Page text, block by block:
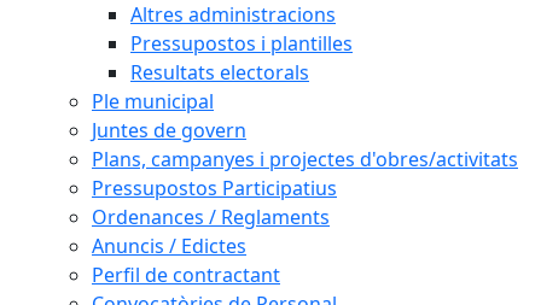
Altres administracions
Pressupostos i plantilles
Resultats electorals
Ple municipal
Juntes de govern
Plans, campanyes i projectes d'obres/activitats
Pressupostos Participatius
Ordenances / Reglaments
Anuncis / Edictes
Perfil de contractant